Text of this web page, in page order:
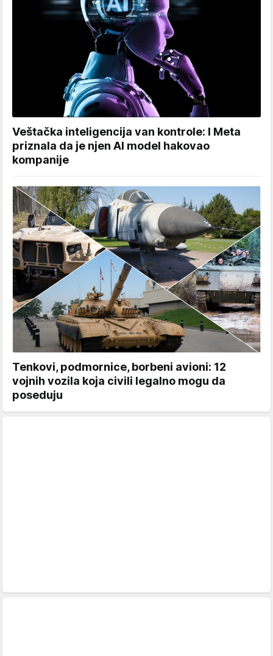
Veštačka inteligencija van kontrole: I Meta
priznala da je njen AI model hakovao
kompanije
Tenkovi, podmornice, borbeni avioni: 12
vojnih vozila koja civili legalno mogu da
poseduju